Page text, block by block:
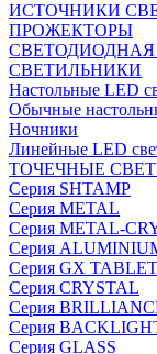
ИСТОЧНИКИ
ПРОЖЕКТОРЫ
СВЕТОДИОДНАЯ
СВЕТИЛЬНИКИ
Настольные LED
Обычные
Ночники
Линейные LED
ТОЧЕЧНЫЕ
Серия SHTAMP
Серия METAL
Серия METAL-
Серия
Серия GX TABLET
Серия CRYSTAL
Серия
Серия
Серия GLASS